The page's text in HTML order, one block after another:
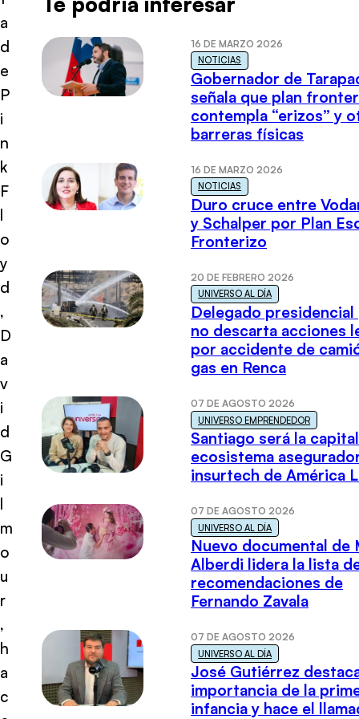
a
d
e
P
i
n
k
F
l
o
y
d
,
D
a
v
i
d
G
i
l
m
o
u
r
,
h
a
c
16 DE MARZO 2026
NOTICIAS
Gobernador de
señala que plan
contempla “erizos” y
barreras físicas
16 DE MARZO 2026
NOTICIAS
Duro cruce entre
y Schalper por Plan
Fronterizo
20 DE FEBRERO 2026
UNIVERSO AL DÍA
Delegado presidencial
no descarta acciones
por accidente de
gas en Renca
07 DE AGOSTO 2026
UNIVERSO EMPRENDEDOR
Santiago será la
ecosistema
insurtech de América
07 DE AGOSTO 2026
UNIVERSO AL DÍA
Nuevo documental de
Alberdi lidera la lista
recomendaciones de
Fernando Zavala
07 DE AGOSTO 2026
UNIVERSO AL DÍA
José Gutiérrez
importancia de la
infancia y hace el